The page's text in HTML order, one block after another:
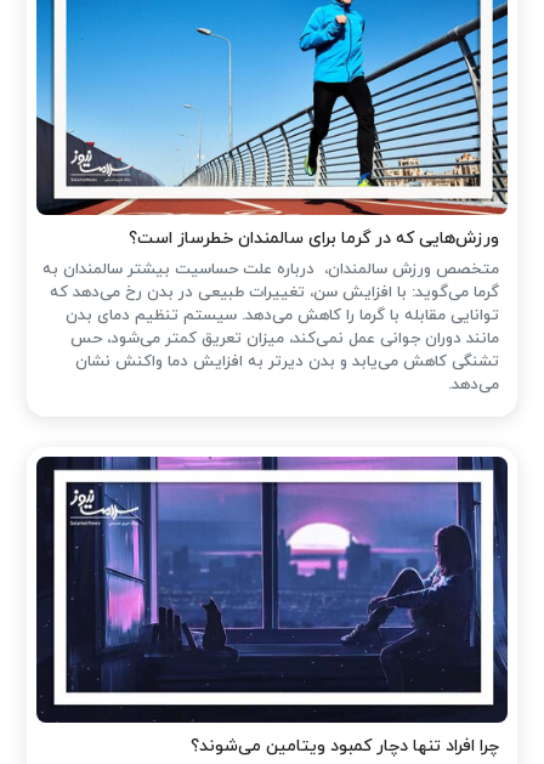
ورزش‌هایی که در گرما برای سالمندان خطرساز است؟
متخصص ورزش سالمندان، درباره علت حساسیت بیشتر سالمندان به
گرما می‌گوید: با افزایش سن، تغییرات طبیعی در بدن رخ می‌دهد که
توانایی مقابله با گرما را کاهش می‌دهد. سیستم تنظیم دمای بدن
مانند دوران جوانی عمل نمی‌کند، میزان تعریق کمتر می‌شود، حس
تشنگی کاهش می‌یابد و بدن دیرتر به افزایش دما واکنش نشان
می‌دهد.
چرا افراد تنها دچار کمبود ویتامین می‌شوند؟